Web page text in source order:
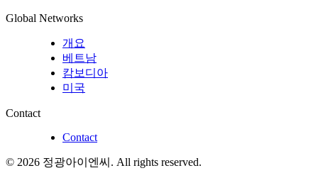
Global Networks
개요
베트남
캄보디아
미국
Contact
Contact
© 2026 정광아이엔씨 . All rights reserved.